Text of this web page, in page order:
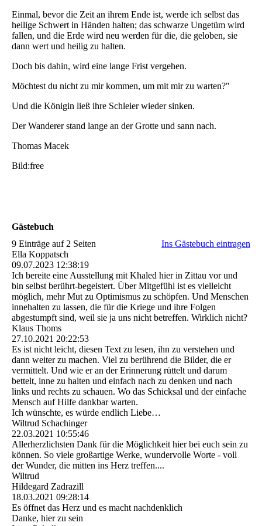
Einmal, bevor die Zeit an ihrem Ende ist, werde ich selbst das
heilige Schwert in Händen halten; das schwarze Ungetüm wird
fallen, und die Erde wird neu werden für die, die geloben, sie
dann wert und heilig zu halten.
Doch bis dahin, wird eine lange Frist vergehen.
Möchtest du nicht zu mir kommen, um mit mir zu warten?"
Und die Königin ließ ihre Schleier wieder sinken.
Der Wanderer stand lange an der Grotte und sann nach.
Thomas Macek
Bild:free
Gästebuch
9 Einträge auf 2 Seiten
Ins Gästebuch eintragen
Ella Koppatsch
09.07.2023 12:38:19
Ich bereite eine Ausstellung mit Khaled hier in Zittau vor und
bin selbst berührt-begeistert. Über Mitgefühl ist es vielleicht
möglich, mehr Mut zu Optimismus zu schöpfen. Und Menschen
innehalten zu lassen, die für die Kriege und ihre Folgen
abgestumpft sind, weil sie ja uns nicht betreffen. Wirklich nicht?
Klaus Thoms
27.10.2021 20:22:53
Es ist nicht leicht, diesen Text zu lesen, ihn zu verstehen und
dann weiter zu machen. Viel zu berührend die Bilder, die er
vermittelt. Und wie er an der Erinnerung rüttelt und darum
bettelt, inne zu halten und einfach nach zu denken und nach
links und rechts zu schauen. Wo das Schicksal und der einfache
Mensch auf Hilfe dankbar warten.
Ich wünschte, es würde endlich Liebe…
Wiltrud Schachinger
22.03.2021 10:55:46
Allerherzlichsten Dank für die Möglichkeit hier bei euch sein zu
können. So viele großartige Werke, wundervolle Worte - voll
der Wunder, die mitten ins Herz treffen....
Wiltrud
Hildegard Zadrazill
18.03.2021 09:28:14
Es öffnet das Herz und es macht nachdenklich
Danke, hier zu sein